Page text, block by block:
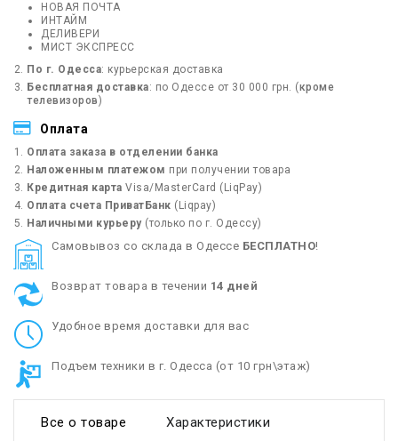
НОВАЯ ПОЧТА
ИНТАЙМ
ДЕЛИВЕРИ
МИСТ ЭКСПРЕСС
По г. Одесса: курьерская доставка
Бесплатная доставка: по Одессе от 30 000 грн. (кроме
телевизоров)
Оплата
Оплата заказа в отделении банка
Наложенным платежом при получении товара
Кредитная карта Visa/MasterCard (LiqPay)
Оплата счета ПриватБанк (Liqpay)
Наличными курьеру(только по г. Одессу)
Cамовывоз со склада в Одессе БЕСПЛАТНО!
Возврат товара в течении 14 дней
Удобное время доставки для вас
Подъем техники в г. Одесса (от 10 грн\этаж)
Все о товаре Характеристики